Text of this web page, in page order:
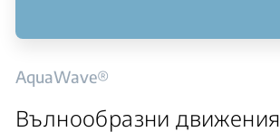
AquaWave®
Вълнообразни движения